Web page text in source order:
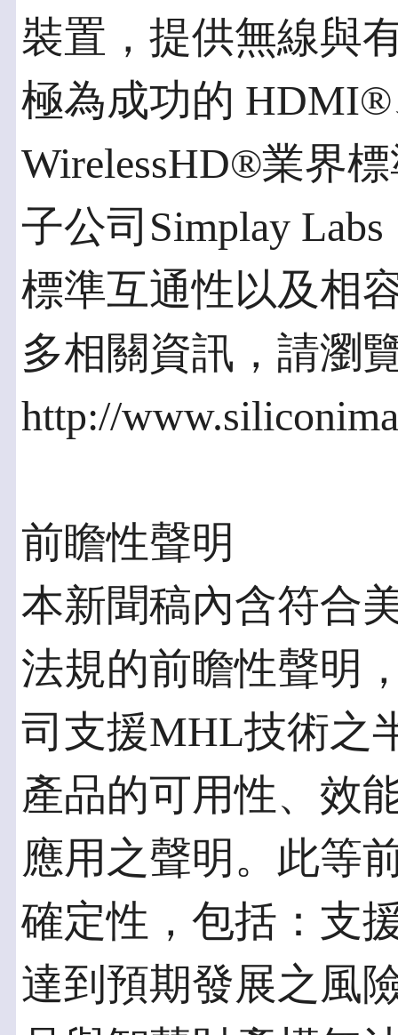
裝置，提供無線與
極為成功的
WirelessHD®業界
子公司Simplay
標準互通性以及相
多相關資訊，請瀏
http://
前瞻性聲明
本新聞稿內含符合
法規的前瞻性聲明
司支援MHL技術之
產品的可用性、效
應用之聲明。此等
確定性，包括：支
達到預期發展之風